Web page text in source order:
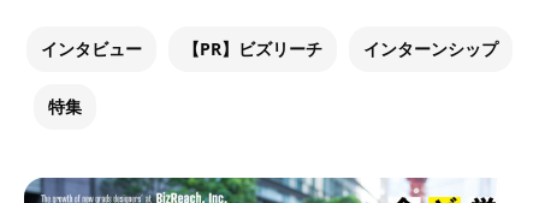
インタビュー 【PR】ビズリーチ インターンシップ
特集